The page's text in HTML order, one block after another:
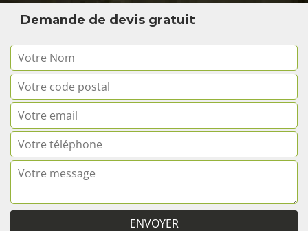
Demande de devis gratuit